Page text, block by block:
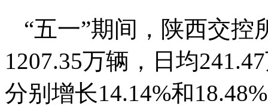
“五一”期间，陕西交控
1207.35万辆，日均
分别增长14.14%和